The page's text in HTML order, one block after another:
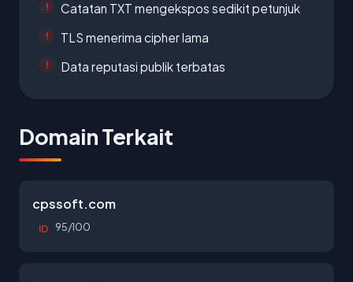
Catatan TXT mengekspos sedikit petunjuk
TLS menerima cipher lama
Data reputasi publik terbatas
Domain Terkait
cpssoft.com
ID 95/100